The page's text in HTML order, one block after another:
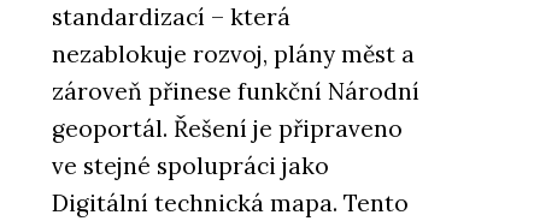
standardizací – která
nezablokuje rozvoj, plány měst a
zároveň přinese funkční Národní
geoportál. Řešení je připraveno
ve stejné spolupráci jako
Digitální technická mapa. Tento